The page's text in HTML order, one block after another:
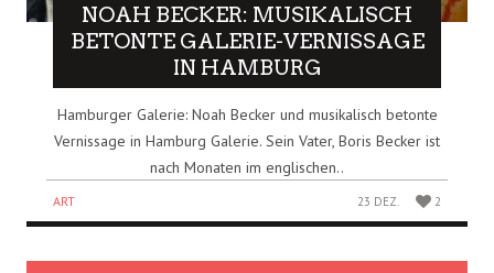
NOAH BECKER: MUSIKALISCH
BETONTE GALERIE-VERNISSAGE
IN HAMBURG
Hamburger Galerie: Noah Becker und musikalisch betonte
Vernissage in Hamburg Galerie. Sein Vater, Boris Becker ist
nach Monaten im englischen..
ART 23 DEZ. 2